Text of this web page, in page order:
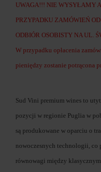
UWAGA!!! NIE WYSYŁAMY
PRZYPADKU ZAMÓWIEŃ
ODBIÓR OSOBISTY NA UL.
W przypadku opłacenia
pieniędzy zostanie potrącona
Sud Vini premium wines to
pozycji w regionie Puglia w
są produkowane w oparciu o
nowoczesnych technologii, co
równowagi między